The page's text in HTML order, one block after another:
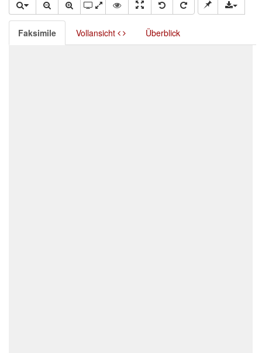
Faksimile Vollansicht Überblick